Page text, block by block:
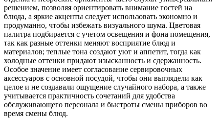
решением, позволяя ориентировать внимание гостей на
блюда, а яркие акценты следует использовать экономно и
продуманно, чтобы избежать визуального шума. Цветовая
палитра подбирается с учетом освещения и фона помещения,
так как разные оттенки меняют восприятие блюд и
материалов; теплые тона создают уют и аппетит, тогда как
холодные оттенки придают изысканность и сдержанность.
Особое значение имеет согласование сервировочных
аксессуаров с основной посудой, чтобы они выглядели как
целое и не создавали ощущение случайного набора, а также
учитывается практичность сочетаний для удобства
обслуживающего персонала и быстроты смены приборов во
время смены блюд.